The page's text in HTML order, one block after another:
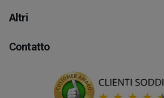
Altri
Contatto